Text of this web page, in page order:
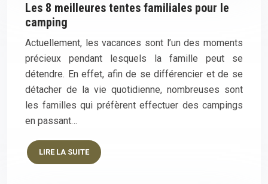
Les 8 meilleures tentes familiales pour le
camping
Actuellement, les vacances sont l’un des moments
précieux pendant lesquels la famille peut se
détendre. En effet, afin de se différencier et de se
détacher de la vie quotidienne, nombreuses sont
les familles qui préfèrent effectuer des campings
en passant…
LIRE LA SUITE